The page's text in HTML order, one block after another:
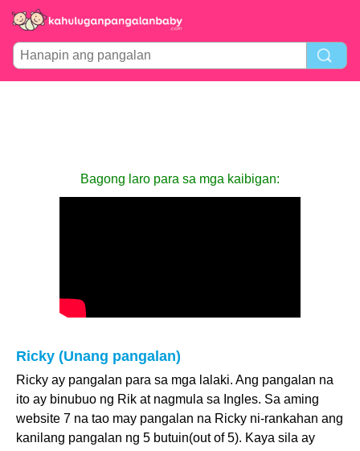
Bagong laro para sa mga kaibigan:
Ricky (Unang pangalan)
Ricky ay pangalan para sa mga lalaki. Ang pangalan na
ito ay binubuo ng Rik at nagmula sa Ingles. Sa aming
website 7 na tao may pangalan na Ricky ni-rankahan ang
kanilang pangalan ng 5 butuin(out of 5). Kaya sila ay